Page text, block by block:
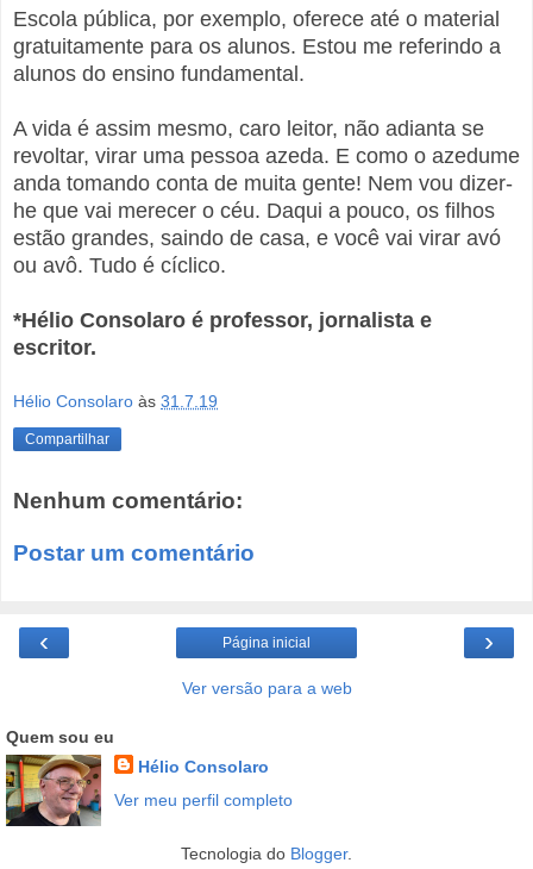
Escola pública, por exemplo, oferece até o material
gratuitamente para os alunos. Estou me referindo a
alunos do ensino fundamental.
A vida é assim mesmo, caro leitor, não adianta se
revoltar, virar uma pessoa azeda. E como o azedume
anda tomando conta de muita gente! Nem vou dizer-
he que vai merecer o céu. Daqui a pouco, os filhos
estão grandes, saindo de casa, e você vai virar avó
ou avô. Tudo é cíclico.
*Hélio Consolaro é professor, jornalista e
escritor.
Hélio Consolaro às 31.7.19
Compartilhar
Nenhum comentário:
Postar um comentário
‹ ›
Página inicial
Ver versão para a web
Quem sou eu
Hélio Consolaro
Ver meu perfil completo
Tecnologia do Blogger.